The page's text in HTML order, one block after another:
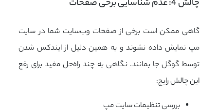
چالش 4: عدم شناسایی برخی صفحات
گاهی ممکن است برخی از صفحات وب‌سایت شما در سایت
مپ نمایش داده نشوند و به همین دلیل از ایندکس شدن
توسط گوگل جا بمانند. نگاهی به چند راه‌حل مفید برای رفع
این چالش رایج:
بررسی تنظیمات سایت مپ